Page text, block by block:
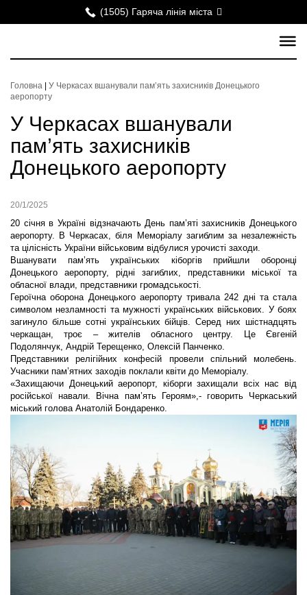
(1505) Гаряча лінія міста
Головна
У Черкасах вшанували пам’ять захисників Донецького
аеропорту
У Черкасах вшанували
пам’ять захисників
Донецького аеропорту
20/1/2025
20 січня в Україні відзначають День пам’яті захисників Донецького
аеропорту. В Черкасах, біля Меморіалу загиблим за незалежність
та цілісність України військовим відбулися урочисті заходи.
Вшанувати пам’ять українських кіборгів прийшли оборонці
Донецького аеропорту, рідні загиблих, представники міської та
обласної влади, представники громадськості.
Героїчна оборона Донецького аеропорту тривала 242 дні та стала
символом незламності та мужності українських військових. У боях
загинуло більше сотні українських бійців. Серед них шістнадцять
черкащан, троє – жителів обласного центру. Це Євгеній
Подолянчук, Андрій Терещенко, Олексій Панченко.
Представники релігійних конфесій провели спільний молебень.
Учасники пам’ятних заходів поклали квіти до Меморіалу.
«Захищаючи Донецький аеропорт, кіборги захищали всіх нас від
російської навали. Вічна пам’ять Героям»,- говорить Черкаський
міський голова Анатолій Бондаренко.